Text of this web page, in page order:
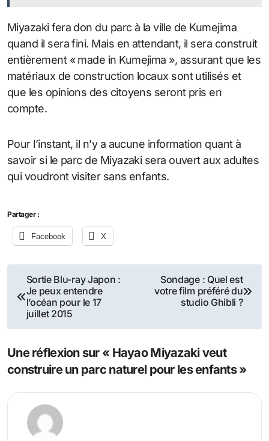
Miyazaki fera don du parc à la ville de Kumejima
quand il sera fini. Mais en attendant, il sera construit
entièrement « made in Kumejima », assurant que les
matériaux de construction locaux sont utilisés et
que les opinions des citoyens seront pris en
compte.
Pour l’instant, il n’y a aucune information quant à
savoir si le parc de Miyazaki sera ouvert aux adultes
qui voudront visiter sans enfants.
Partager :
Facebook X
Navigation
de
l’article
Sortie Blu-ray Japon :
Je peux entendre
l’océan pour le 17
juillet 2015
Sondage : Quel est
votre film préféré du
studio Ghibli ?
Une réflexion sur « Hayao Miyazaki veut
construire un parc naturel pour les enfants »